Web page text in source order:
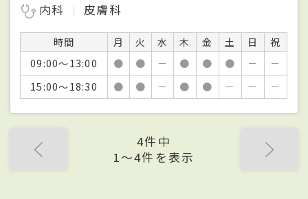
内科
皮膚科
時間 月 火 水 木 金 土 日
祝
09:00～13:00
● ● － ● ● ● －
－
15:00～18:30
● ● － ● ● － － －
4件中
1〜4件を表示